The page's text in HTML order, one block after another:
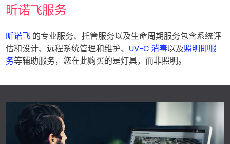
昕诺飞服务
昕诺飞 的专业服务、托管服务以及生命周期服务包含系统评
估和设计、远程系统管理和维护、 UV-C 消毒以及照明即服
务等辅助服务，您在此购买的是灯具，而非照明。